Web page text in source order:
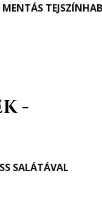
TEJSZÍNHAB
-
SALÁTÁVAL